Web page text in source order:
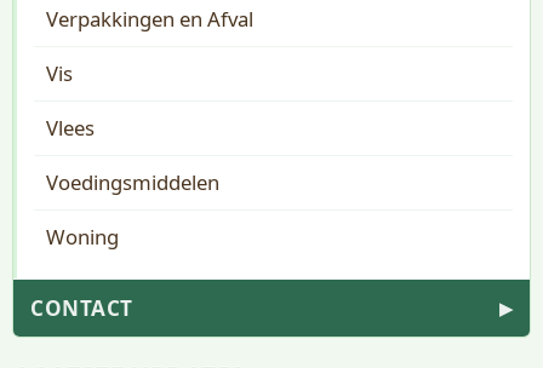
Verpakkingen en Afval
Vis
Vlees
Voedingsmiddelen
Woning
CONTACT ▶